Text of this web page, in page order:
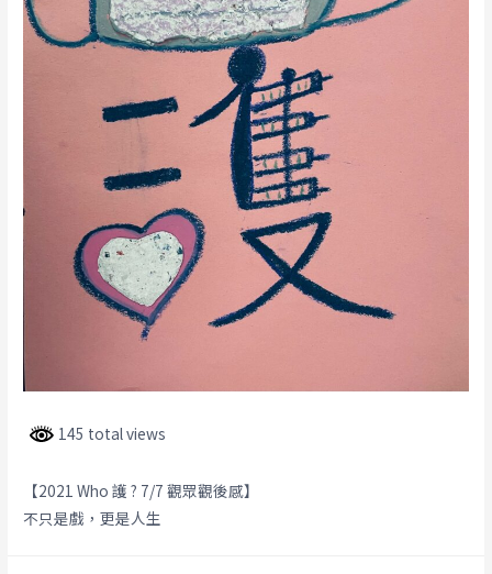
145 total views
【2021 Who 護 ? 7/7 觀眾觀後感】
不只是戲，更是人生